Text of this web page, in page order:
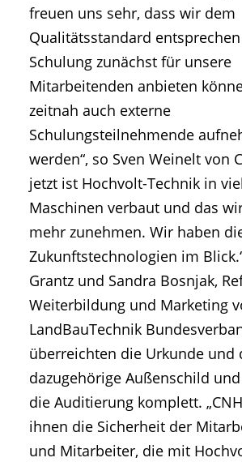
freuen uns sehr, dass wir dem
Qualitätsstandard
Schulung zunächst für unsere
Mitarbeitenden anbieten
zeitnah auch externe
Schulungsteilnehmende
werden“, so Sven Weinelt von
jetzt ist Hochvolt-Technik in
Maschinen verbaut und das
mehr zunehmen. Wir haben
Zukunftstechnologien im
Grantz und Sandra Bosnjak,
Weiterbildung und Marketing
LandBauTechnik
überreichten die Urkunde und
dazugehörige Außenschild
die Auditierung komplett.
ihnen die Sicherheit der
und Mitarbeiter, die mit